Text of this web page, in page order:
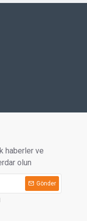
edilmekle birlikte,
akışını bozabilir,
neden
haberler ve
olun
Gönder